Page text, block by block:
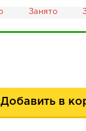
Добавить в